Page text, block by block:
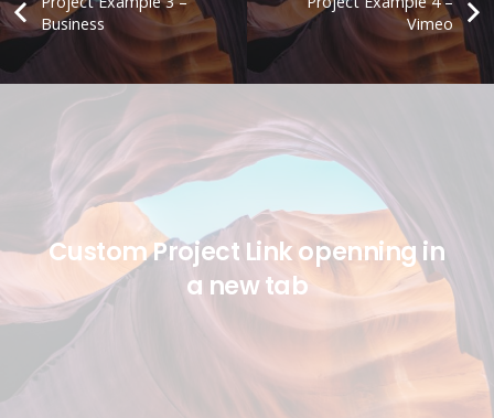
Business
Vimeo
Custom Project Link openning in
a new tab